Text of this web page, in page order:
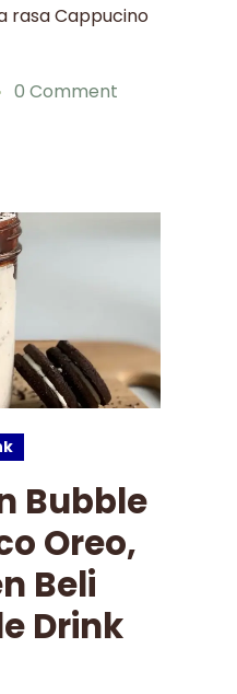
rasa Cappucino
0 Comment
Bubble
Oreo,
Beli
Drink